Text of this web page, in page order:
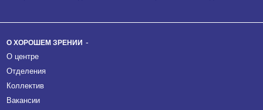
О ХОРОШЕМ ЗРЕНИИ
О центре
Отделения
Коллектив
Вакансии